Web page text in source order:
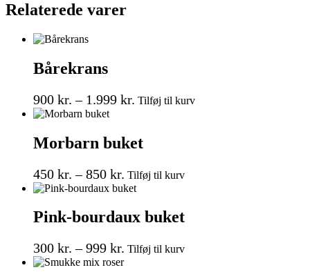
Relaterede varer
Bårekrans
900 kr. – 1.999 kr. Prisinterval:
1.999 kr.
Tilføj til kurvDette
Morbarn buket
450 kr. – 850 kr. Prisinterval:
450 kr.
850 kr.
Tilføj til kurvDette
varianter.
kan
Pink-bourdaux buket
300 kr. – 999 kr. Prisinterval:
300 kr.
Tilføj til kurvDette